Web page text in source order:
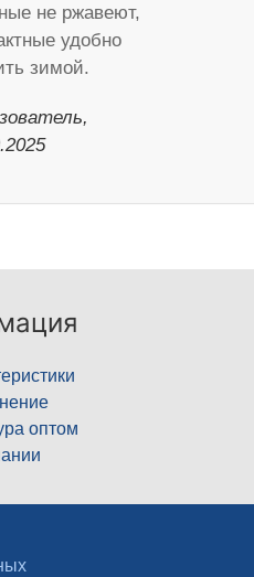
не ржавеют,
удобно
зимой.
оптом